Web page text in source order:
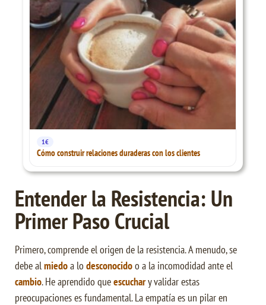
1€
Cómo construir relaciones duraderas con los clientes
Entender la Resistencia: Un
Primer Paso Crucial
Primero, comprende el origen de la resistencia. A menudo, se
debe almiedoa lo desconocidoo a la incomodidad ante el
cambio. He aprendido queescuchary validar estas
preocupaciones es fundamental. La empatía es un pilar en